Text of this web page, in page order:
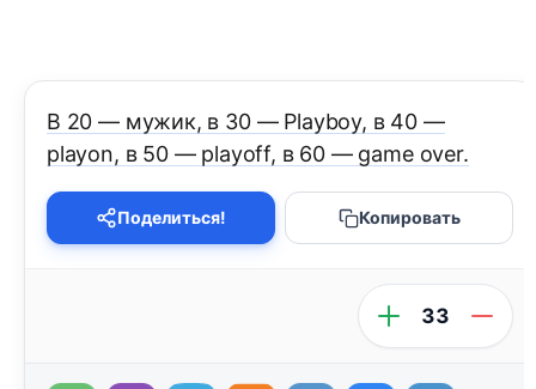
В 20 — мужик, в 30 — Playboy, в 40 —
playon, в 50 — playoff, в 60 — game over.
Поделиться! Копировать
33